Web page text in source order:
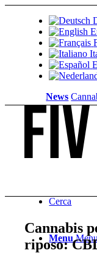
News Cannabis
Cerca
Menu
Cannabis
riposo: